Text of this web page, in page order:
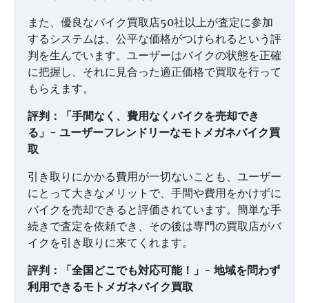
また、優良なバイク買取店50社以上が査定に参加
するシステムは、公平な価格がつけられるという評
判を生んでいます。ユーザーはバイクの状態を正確
に把握し、それに見合った適正価格で買取を行って
もらえます。
評判：「手間なく、費用なくバイクを売却でき
る」- ユーザーフレンドリーなモトメガネバイク買
取
引き取りにかかる費用が一切ないことも、ユーザー
にとって大きなメリットで、手間や費用をかけずに
バイクを売却できると評価されています。簡単な手
続きで査定を依頼でき、その後は専門の買取店がバ
イクを引き取りに来てくれます。
評判：「全国どこでも対応可能！」- 地域を問わず
利用できるモトメガネバイク買取